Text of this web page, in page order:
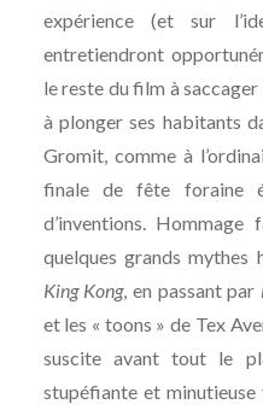
expérience (et sur
entretiendront
le reste du film à
à plonger ses habitants
Gromit, comme à
finale de fête foraine
d’inventions.
quelques grands mythes
King Kong, en passant par
et les « toons » de Tex
suscite avant tout le
stupéfiante et